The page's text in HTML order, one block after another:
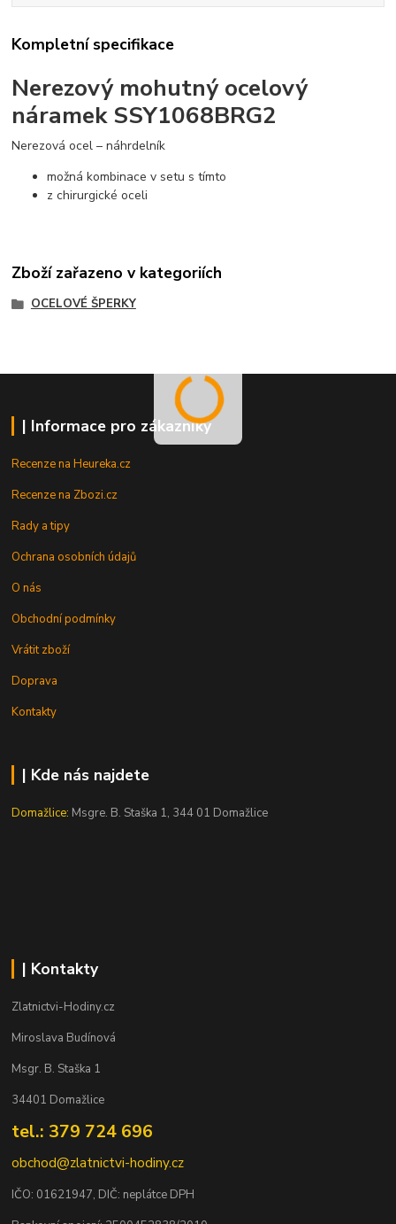
Kompletní specifikace
Nerezový mohutný ocelový
náramek SSY1068BRG2
Nerezová ocel – náhrdelník
možná kombinace v setu s tímto
z chirurgické oceli
Zboží zařazeno v kategoriích
OCELOVÉ ŠPERKY
| Informace pro zákazníky
Recenze na Heureka.cz
Recenze na Zbozi.cz
Rady a tipy
Ochrana osobních údajů
O nás
Obchodní podmínky
Vrátit zboží
Doprava
Kontakty
| Kde nás najdete
Domažlice: Msgre. B. Staška 1, 344 01 Domažlice
| Kontakty
Zlatnictvi-Hodiny.cz
Miroslava Budínová
Msgr. B. Staška 1
34401 Domažlice
tel.: 379 724 696
obchod@zlatnictvi-hodiny.cz
IČO: 01621947, DIČ: neplátce DPH